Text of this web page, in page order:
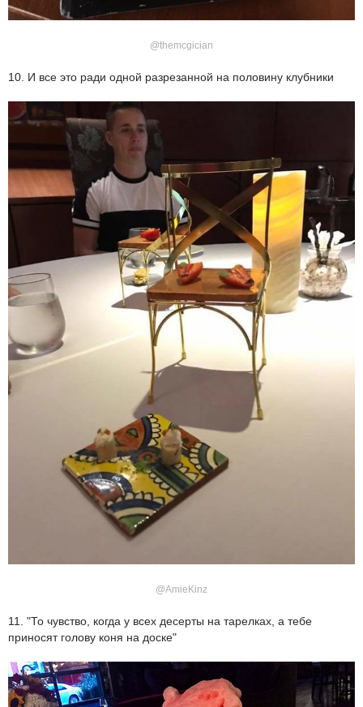
@themcgician
10. И все это ради одной разрезанной на половину клубники
@AmieKinz
11. "То чувство, когда у всех десерты на тарелках, а тебе
приносят голову коня на доске"